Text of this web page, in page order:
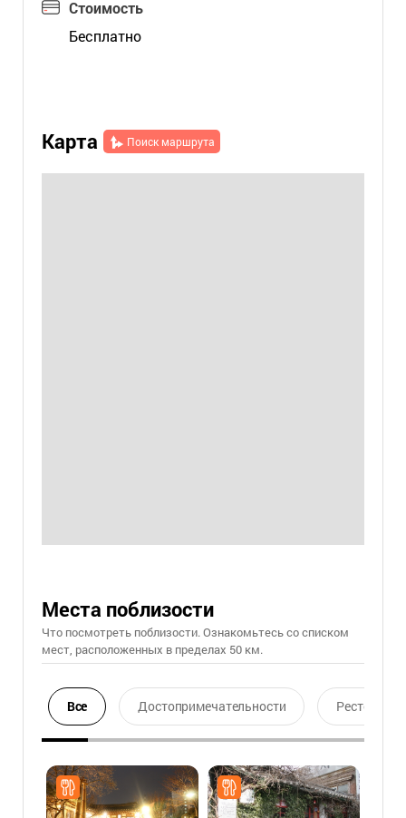
Стоимость
Бесплатно
Карта Поиск маршрута
Места поблизости
Что посмотреть поблизости. Ознакомьтесь со списком
мест, расположенных в пределах 50 км.
Все Достопримечательности Ресторан